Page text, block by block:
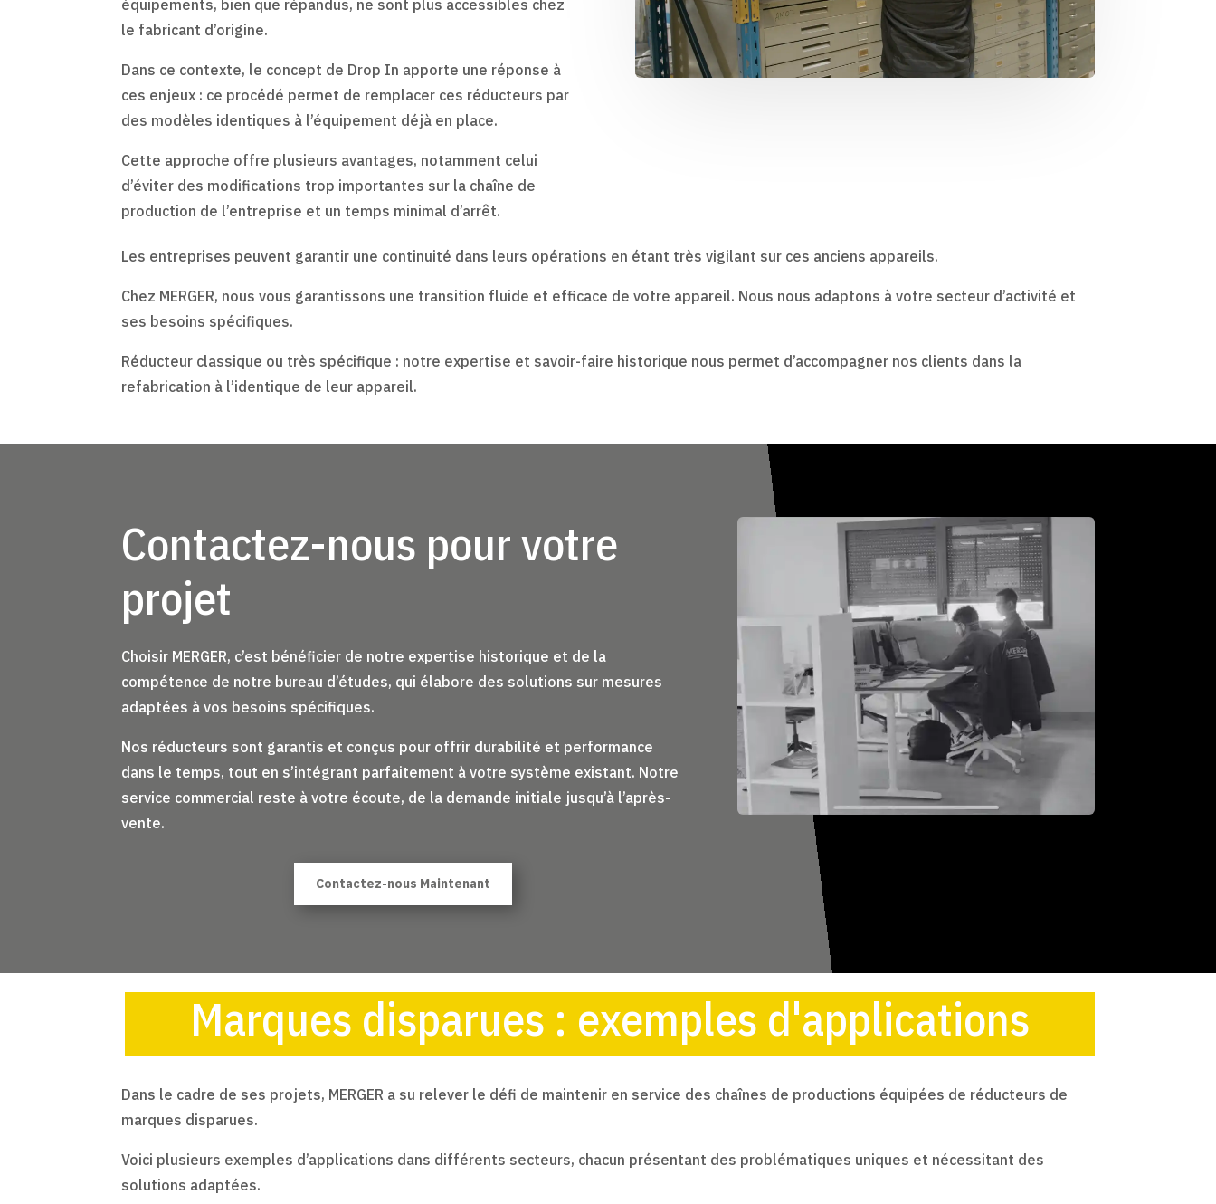
équipements, bien que répandus, ne sont plus accessibles chez
le fabricant d’origine.
Dans ce contexte, le concept de Drop In apporte une réponse à
ces enjeux : ce procédé permet de remplacer ces réducteurs par
des modèles identiques à l’équipement déjà en place.
Cette approche offre plusieurs avantages, notamment celui
d’éviter des modifications trop importantes sur la chaîne de
production de l’entreprise et un temps minimal d’arrêt.
Les entreprises peuvent garantir une continuité dans leurs opérations en étant très vigilant sur ces anciens appareils.
Chez MERGER, nous vous garantissons une transition fluide et efficace de votre appareil. Nous nous adaptons à votre secteur d’activité et
ses besoins spécifiques.
Réducteur classique ou très spécifique : notre expertise et savoir-faire historique nous permet d’accompagner nos clients dans la
refabrication à l’identique de leur appareil.
Contactez-nous pour votre
projet
Choisir MERGER, c’est bénéficier de notre expertise historique et de la
compétence de notre bureau d’études, qui élabore des solutions sur mesures
adaptées à vos besoins spécifiques.
Nos réducteurs sont garantis et conçus pour offrir durabilité et performance
dans le temps, tout en s’intégrant parfaitement à votre système existant. Notre
service commercial reste à votre écoute, de la demande initiale jusqu’à l’après-
vente.
Contactez-nous Maintenant
Marques disparues : exemples d'applications
Dans le cadre de ses projets, MERGER a su relever le défi de maintenir en service des chaînes de productions équipées de réducteurs de
marques disparues.
Voici plusieurs exemples d’applications dans différents secteurs, chacun présentant des problématiques uniques et nécessitant des
solutions adaptées.